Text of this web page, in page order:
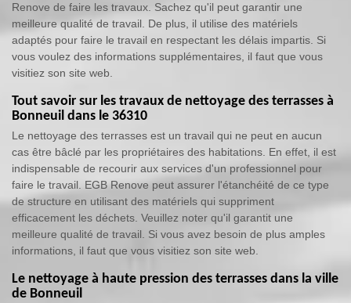
Renove de faire les travaux. Sachez qu'il peut garantir une
meilleure qualité de travail. De plus, il utilise des matériels
adaptés pour faire le travail en respectant les délais impartis. Si
vous voulez des informations supplémentaires, il faut que vous
visitiez son site web.
Tout savoir sur les travaux de nettoyage des terrasses à
Bonneuil dans le 36310
Le nettoyage des terrasses est un travail qui ne peut en aucun
cas être bâclé par les propriétaires des habitations. En effet, il est
indispensable de recourir aux services d'un professionnel pour
faire le travail. EGB Renove peut assurer l'étanchéité de ce type
de structure en utilisant des matériels qui suppriment
efficacement les déchets. Veuillez noter qu'il garantit une
meilleure qualité de travail. Si vous avez besoin de plus amples
informations, il faut que vous visitiez son site web.
Le nettoyage à haute pression des terrasses dans la ville
de Bonneuil